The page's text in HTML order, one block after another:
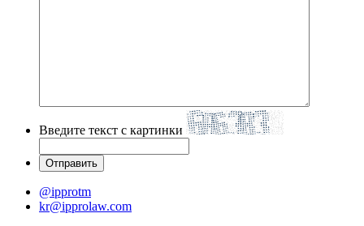
Введите текст с картинки
@ipprotm
kr@ipprolaw.com